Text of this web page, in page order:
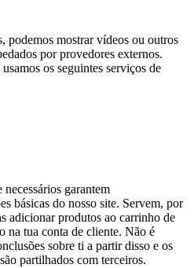
podemos mostrar vídeos ou outros
por provedores externos.
os seguintes serviços de
garantem
básicas do nosso site. Servem, por
adicionar produtos ao carrinho de
na tua conta de cliente. Não é
sobre ti a partir disso e os
partilhados com terceiros.